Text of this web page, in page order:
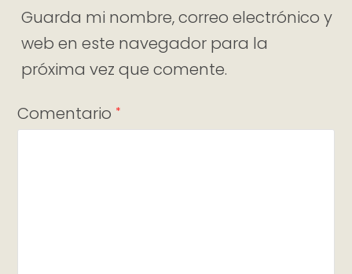
Guarda mi nombre, correo electrónico y
web en este navegador para la
próxima vez que comente.
Comentario *